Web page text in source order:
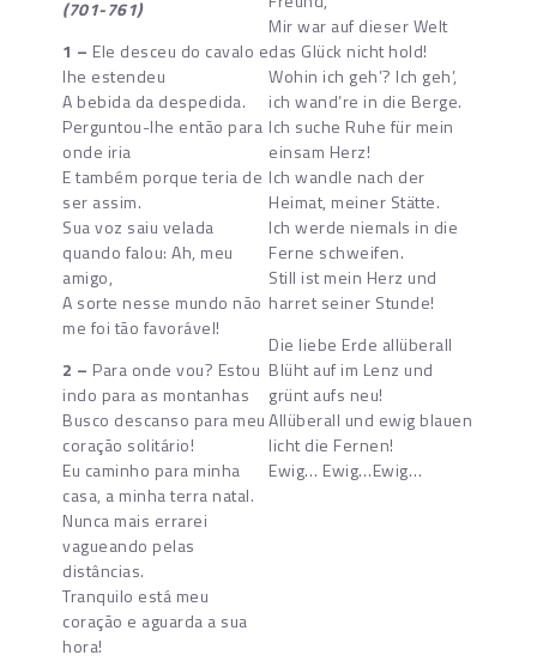
(701-761)
1 – Ele desceu do cavalo e
lhe estendeu
A bebida da despedida.
Perguntou-lhe então para
onde iria
E também porque teria de
ser assim.
Sua voz saiu velada
quando falou: Ah, meu
amigo,
A sorte nesse mundo não
me foi tão favorável!
2 – Para onde vou? Estou
indo para as montanhas
Busco descanso para meu
coração solitário!
Eu caminho para minha
casa, a minha terra natal.
Nunca mais errarei
vagueando pelas
distâncias.
Tranquilo está meu
coração e aguarda a sua
hora!
Mir war auf dieser Welt
das Glück nicht hold!
Wohin ich geh’? Ich geh’,
ich wand’re in die Berge.
Ich suche Ruhe für mein
einsam Herz!
Ich wandle nach der
Heimat, meiner Stätte.
Ich werde niemals in die
Ferne schweifen.
Still ist mein Herz und
harret seiner Stunde!
Die liebe Erde allüberall
Blüht auf im Lenz und
grünt aufs neu!
Allüberall und ewig blauen
licht die Fernen!
Ewig… Ewig…Ewig…